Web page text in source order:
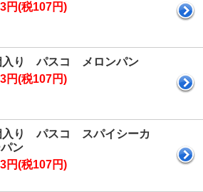
円(税107円)
入り パスコ メロンパン
円(税107円)
入り パスコ スパイシーカ
ン
円(税107円)